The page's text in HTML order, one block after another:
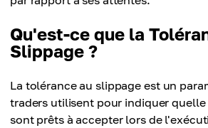
Qu'est-ce que la
Slippage ?
La tolérance au slippage est un
traders utilisent pour indiquer
sont prêts à accepter lors de